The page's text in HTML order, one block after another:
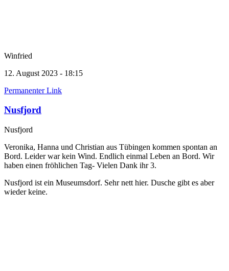
Winfried
12. August 2023 - 18:15
Permanenter Link
Nusfjord
Nusfjord
Veronika, Hanna und Christian aus Tübingen kommen spontan an
Bord. Leider war kein Wind. Endlich einmal Leben an Bord. Wir
haben einen fröhlichen Tag- Vielen Dank ihr 3.
Nusfjord ist ein Museumsdorf. Sehr nett hier. Dusche gibt es aber
wieder keine.